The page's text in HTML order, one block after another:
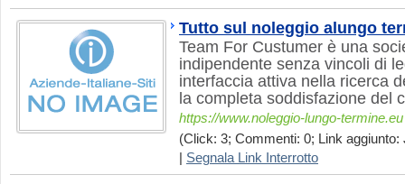
Tutto sul noleggio alungo
Team For Custumer è una
indipendente senza vincoli di
interfaccia attiva nella ricerca
la completa soddisfazione del
https://www.noleggio-lungo-termine.eu
(Click: 3; Commenti: 0; Link aggiunto:
Segnala Link Interrotto